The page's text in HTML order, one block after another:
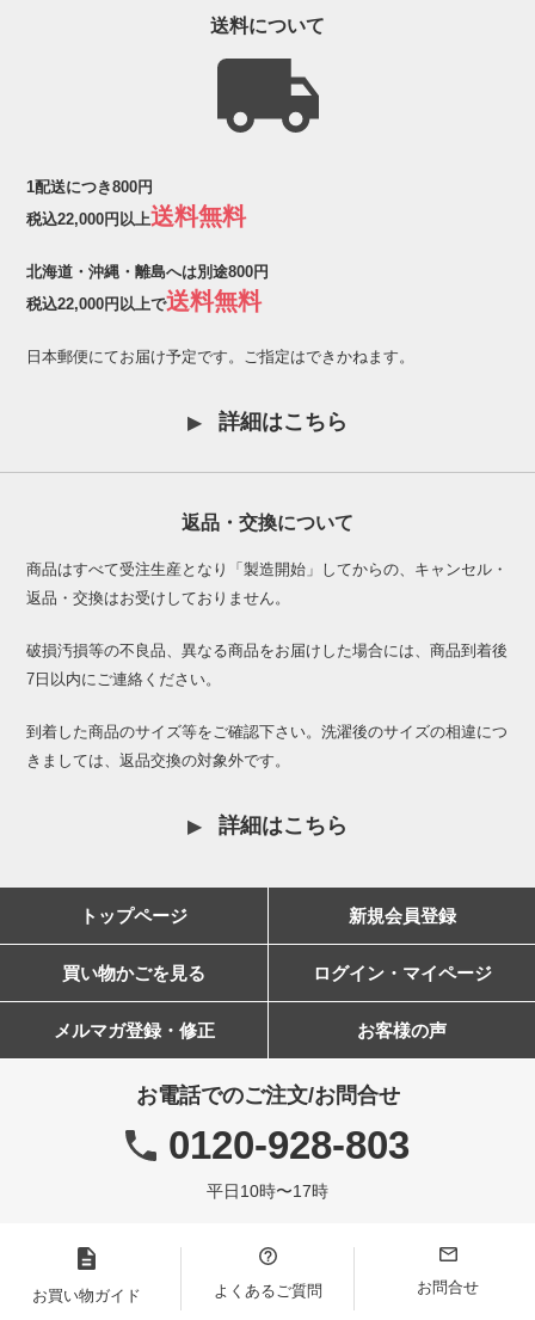
送料について
1配送につき800円
税込22,000円以上送料無料
北海道・沖縄・離島へは別途800円
税込22,000円以上で送料無料
日本郵便にてお届け予定です。ご指定はできかねます。
詳細はこちら
返品・交換について
商品はすべて受注生産となり「製造開始」してからの、キャンセル・
返品・交換はお受けしておりません。
破損汚損等の不良品、異なる商品をお届けした場合には、商品到着後
7日以内にご連絡ください。
到着した商品のサイズ等をご確認下さい。洗濯後のサイズの相違につ
きましては、返品交換の対象外です。
詳細はこちら
トップページ 新規会員登録
買い物かごを見る ログイン・マイページ
メルマガ登録・修正 お客様の声
お電話でのご注文/お問合せ
0120-928-803
平日10時〜17時
お買い物ガイド よくあるご質問 お問合せ